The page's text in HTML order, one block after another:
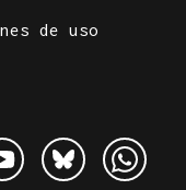
de uso